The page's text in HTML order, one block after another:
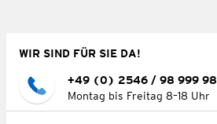
WIR SIND FÜR SIE DA!
+49 (0) 2546 / 98 999 98
Montag bis Freitag 8–18 Uhr